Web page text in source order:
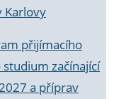
Karlovy
přijímacího
studium začínající
a příprav